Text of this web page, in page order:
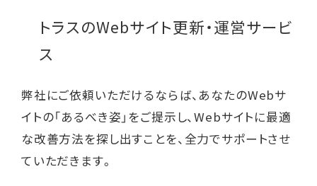
トラスのWebサイト更新・運営サービ
ス
弊社にご依頼いただけるならば、あなたのWebサ
イトの「あるべき姿」をご提示し、Webサイトに最適
な改善方法を探し出すことを、全力でサポートさせ
ていただきます。